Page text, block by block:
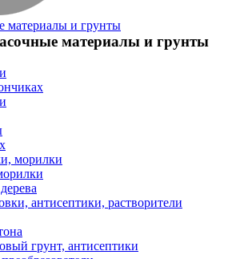
материалы и грунты
материалы и грунты
морилки
антисептики, растворители
грунт, антисептики